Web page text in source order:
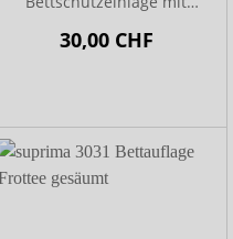
Sicherheit
30,00 CHF